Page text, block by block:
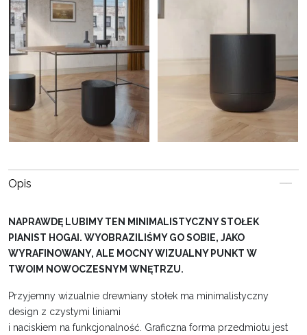
Opis
NAPRAWDĘ LUBIMY TEN MINIMALISTYCZNY STOŁEK
PIANIST HOGAI. WYOBRAZILIŚMY GO SOBIE, JAKO
WYRAFINOWANY, ALE MOCNY WIZUALNY PUNKT W
TWOIM NOWOCZESNYM WNĘTRZU.
Przyjemny wizualnie drewniany stołek ma minimalistyczny
design z czystymi liniami
i naciskiem na funkcjonalność. Graficzna forma przedmiotu jest